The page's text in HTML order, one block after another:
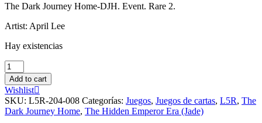
The Dark Journey Home-DJH. Event. Rare 2.
Artist: April Lee
Hay existencias
The
Agasha
Join
the
Phoenix
cantidad
Add to cart
Wishlist
SKU: L5R-204-008 Categorías: Juegos, Juegos de cartas, L5R, The
Dark Journey Home, The Hidden Emperor Era (Jade)